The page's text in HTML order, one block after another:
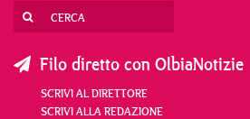
Filo diretto con OlbiaNotizie
SCRIVI AL DIRETTORE
SCRIVI ALLA REDAZIONE